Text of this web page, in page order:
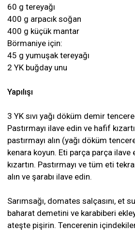
60 g tereyağı
400 g arpacık soğan
400 g küçük mantar
Börmaniye için:
45 g yumuşak tereyağı
2 YK buğday unu
Yapılışı
3 YK sıvı yağı döküm demir
Pastırmayı ilave edin ve hafif
pastırmayı alın (yağı döküm
kenara koyun. Eti parça parça ilave
kızartın. Pastırmayı ve tüm eti
alın ve şarabı ilave edin.
Sarımsağı, domates salçasını, et
baharat demetini ve karabiberi
ateşte pişirin. Tencerenin